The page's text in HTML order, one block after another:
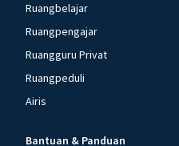
Ruangbelajar
Ruangpengajar
Ruangguru Privat
Ruangpeduli
Airis
Bantuan & Panduan